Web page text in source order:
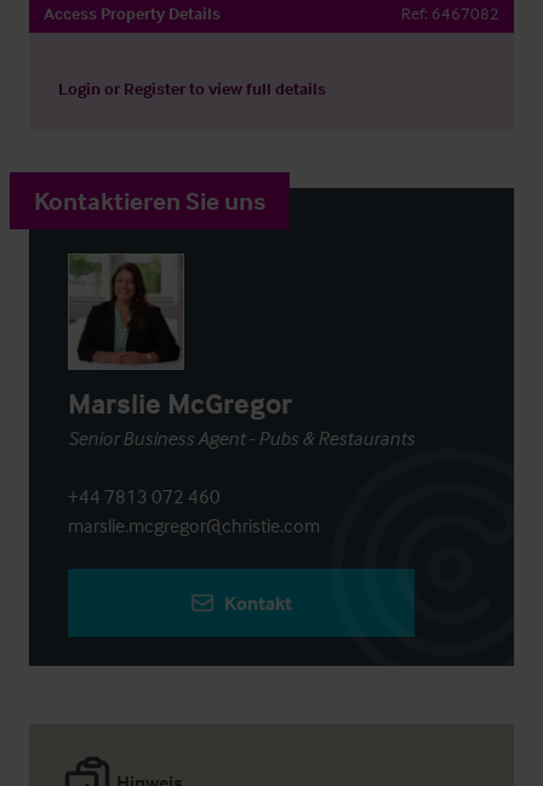
Access Property Details Ref: 6467082
Login or Registerto view full details
Kontaktieren Sie uns
Marslie McGregor
Senior Business Agent - Pubs & Restaurants
+44 7813 072 460
marslie.mcgregor@christie.com
Kontakt